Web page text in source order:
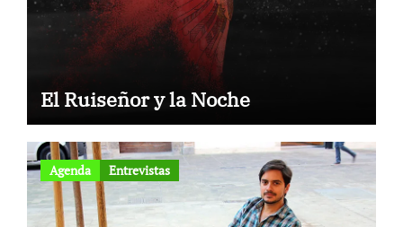
El Ruiseñor y la Noche
Agenda Entrevistas